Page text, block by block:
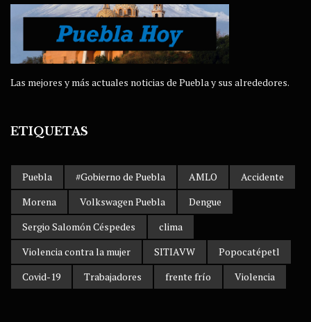
Las mejores y más actuales noticias de Puebla y sus alrededores.
ETIQUETAS
Puebla #Gobierno de Puebla AMLO
Accidente
Morena
Volkswagen Puebla
Dengue
Sergio Salomón Céspedes
clima
Violencia contra la mujer
SITIAVW
Popocatépetl
Covid-19
Trabajadores frente frío Violencia